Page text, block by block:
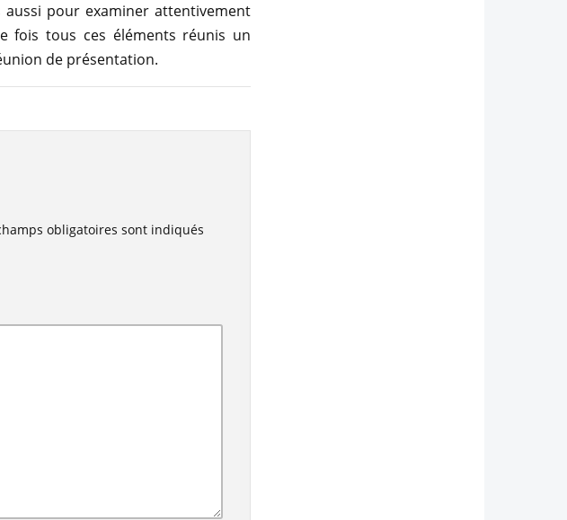
pour examiner attentivement
fois tous ces éléments réunis un
de présentation.
obligatoires sont indiqués